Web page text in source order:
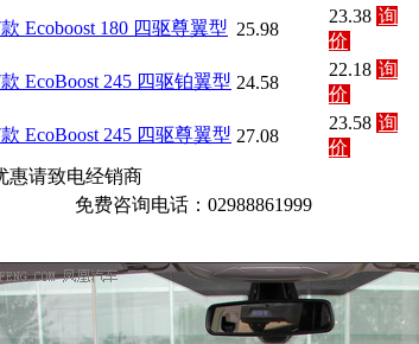
Ecoboost 180 四驱尊翼型 25.98
23.38 询
价
EcoBoost 245 四驱铂翼型 24.58
22.18 询
价
EcoBoost 245 四驱尊翼型 27.08
23.58 询
价
惠请致电经销商
免费咨询电话：02988861999